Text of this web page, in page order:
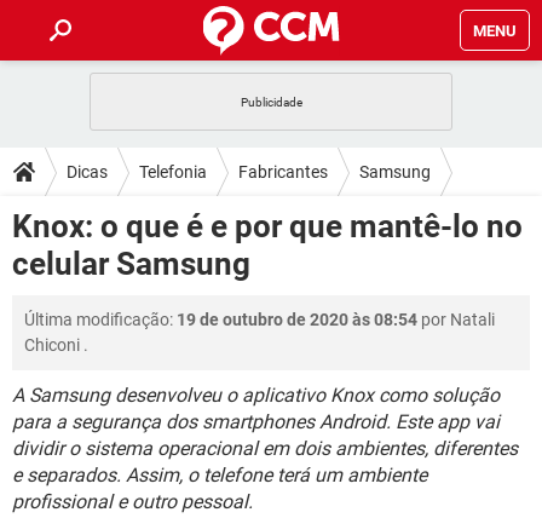
MENU
CELULAR FACEBOOK
OUTLOOK EXCEL
INSTAGRAM
DICAS
JOGOS WHATSAPP
CELULAR FACEBOOK
INSTAGRAM GMAIL
DOWNLOADS
JOGOS
OUTLOOK
INSTAGRAM GMAIL
GUIA DE COMPRAS
FÓRUM
JOGOS WHATSAPP
OUTLOOK EXCEL
INSTAGRAM GMAIL
GUIA DE COMPRAS
GLOSSÁRIO
JOGOS WHATSAPP
CELULAR FACEBOOK
OUTLOOK EXCEL
INSTAGRAM
Dicas Telefonia Fabricantes Samsung
Knox: o que é e por que mantê-lo no
celular Samsung
Última modificação: 19 de outubro de 2020 às 08:54 por Natali
Chiconi .
A Samsung desenvolveu o aplicativo Knox como solução
para a segurança dos smartphones Android. Este app vai
dividir o sistema operacional em dois ambientes, diferentes
e separados. Assim, o telefone terá um ambiente
profissional e outro pessoal.